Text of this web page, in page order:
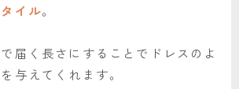
イル。
届く長さにすることでドレスのよ
与えてくれます。